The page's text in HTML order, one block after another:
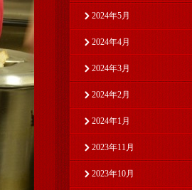
2024年5月
2024年4月
2024年3月
2024年2月
2024年1月
2023年11月
2023年10月